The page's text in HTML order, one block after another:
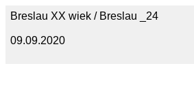
Breslau XX wiek / Breslau _24
09.09.2020